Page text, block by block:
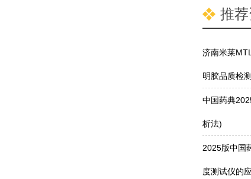
推
济南米莱
明胶品质检测
中国药典
析法)
2025版中国
度测试仪的